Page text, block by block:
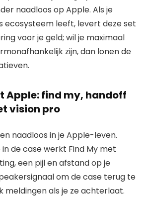
naadloos op Apple. Als je
ecosysteem leeft, levert deze set
voor je geld; wil je maximaal
zijn, dan lonen de
Apple: find my, handoff
vision pro
naadloos in je Apple-leven.
in de case werkt Find My met
een pijl en afstand op je
om de case terug te
meldingen als je ze achterlaat.